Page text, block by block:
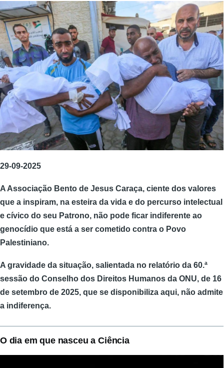
29-09-2025
A Associação Bento de Jesus Caraça, ciente dos valores
que a inspiram, na esteira da vida e do percurso intelectual
e cívico do seu Patrono, não pode ficar indiferente ao
genocídio que está a ser cometido contra o Povo
Palestiniano.
A gravidade da situação, salientada no relatório da 60.ª
sessão do Conselho dos Direitos Humanos da ONU, de 16
de setembro de 2025, que se disponibiliza aqui, não admite
a indiferença.
O dia em que nasceu a Ciência